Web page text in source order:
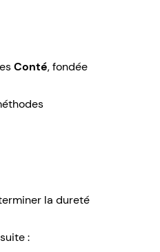
Conté, fondée
la dureté
: